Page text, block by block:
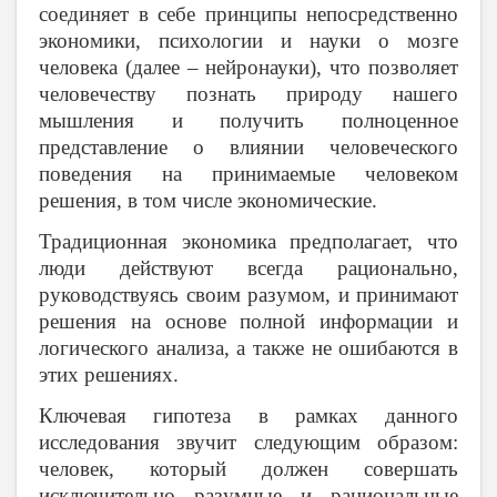
соединяет в себе принципы непосредственно
экономики, психологии и науки о мозге
человека (далее – нейронауки), что позволяет
человечеству познать природу нашего
мышления и получить полноценное
представление о влиянии человеческого
поведения на принимаемые человеком
решения, в том числе экономические.
Традиционная экономика предполагает, что
люди действуют всегда рационально,
руководствуясь своим разумом, и принимают
решения на основе полной информации и
логического анализа, а также не ошибаются в
этих решениях.
Ключевая гипотеза в рамках данного
исследования звучит следующим образом:
человек, который должен совершать